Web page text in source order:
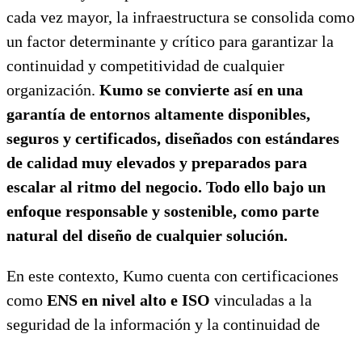
cada vez mayor, la infraestructura se consolida como
un factor determinante y crítico para garantizar la
continuidad y competitividad de cualquier
organización. Kumo se convierte así en una
garantía de entornos altamente disponibles,
seguros y certificados, diseñados con estándares
de calidad muy elevados y preparados para
escalar al ritmo del negocio. Todo ello bajo un
enfoque responsable y sostenible, como parte
natural del diseño de cualquier solución.
En este contexto, Kumo cuenta con certificaciones
como ENS en nivel alto e ISO vinculadas a la
seguridad de la información y la continuidad de